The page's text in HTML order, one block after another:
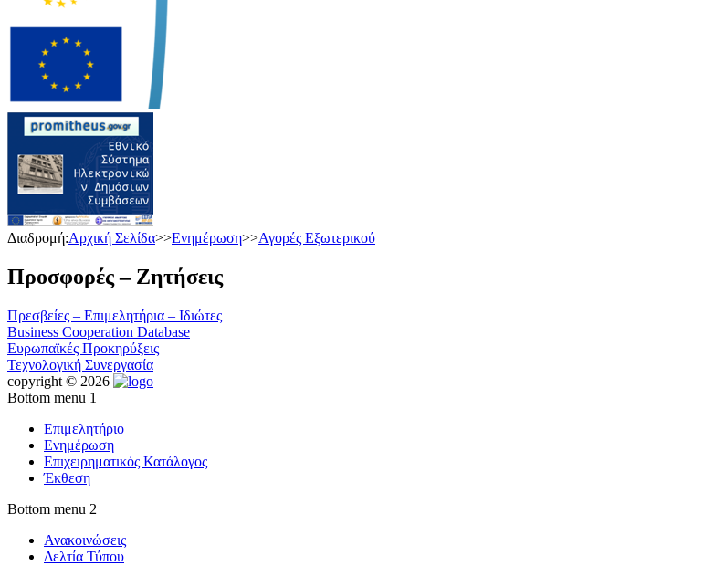
Διαδρομή:Αρχική Σελίδα>>Ενημέρωση>>Αγορές Εξωτερικού
Προσφορές – Ζητήσεις
Πρεσβείες – Επιμελητήρια – Ιδιώτες
Business Cooperation Database
Ευρωπαϊκές Προκηρύξεις
Τεχνολογική Συνεργασία
copyright © 2026
Bottom menu 1
Επιμελητήριο
Ενημέρωση
Επιχειρηματικός Κατάλογος
Έκθεση
Bottom menu 2
Ανακοινώσεις
Δελτία Τύπου